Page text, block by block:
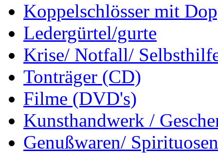
Koppelschlösser mit
Ledergürtel/gurte
Krise/ Notfall/
Tonträger (CD)
Filme (DVD's)
Kunsthandwerk /
Genußwaren/ Spirituosen